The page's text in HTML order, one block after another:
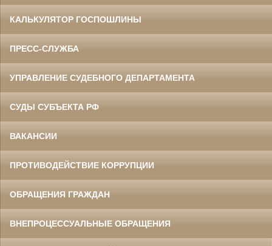
КАЛЬКУЛЯТОР ГОСПОШЛИНЫ
ПРЕСС-СЛУЖБА
УПРАВЛЕНИЕ СУДЕБНОГО ДЕПАРТАМЕНТА
СУДЫ СУБЪЕКТА РФ
ВАКАНСИИ
ПРОТИВОДЕЙСТВИЕ КОРРУПЦИИ
ОБРАЩЕНИЯ ГРАЖДАН
ВНЕПРОЦЕССУАЛЬНЫЕ ОБРАЩЕНИЯ